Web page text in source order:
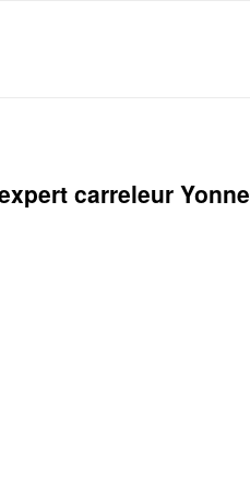
carreleur Yonne